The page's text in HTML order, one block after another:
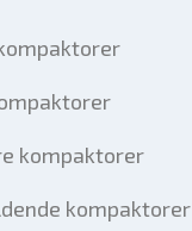
kompaktorer
kompaktorer